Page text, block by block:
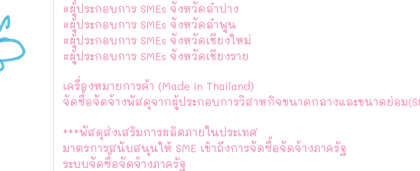
#ผู้ประกอบการ SMEs จังหวัดลำปาง
#ผู้ประกอบการ SMEs จังหวัดลำพูน
#ผู้ประกอบการ SMEs จังหวัดเชียงใหม่
#ผู้ประกอบการ SMEs จังหวัดเชียงราย
เครื่องหมายการค้า (Made in Thailand)
จัดซื้อจัดจ้างพัสดุจากผู้ประกอบการวิสาหกิจขนาดกลางและขนาดย่อม
***พัสดุส่งเสริมการผลิตภายในประเทศ
มาตรการสนับสนุนให้ SME เข้าถึงการจัดซื้อจัดจ้างภาครัฐ
ระบบจัดซื้อจัดจ้างภาครัฐ